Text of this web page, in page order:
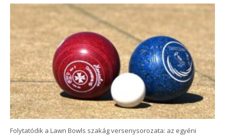
Folytatódik a Lawn Bowls szakág versenysorozata: az egyéni